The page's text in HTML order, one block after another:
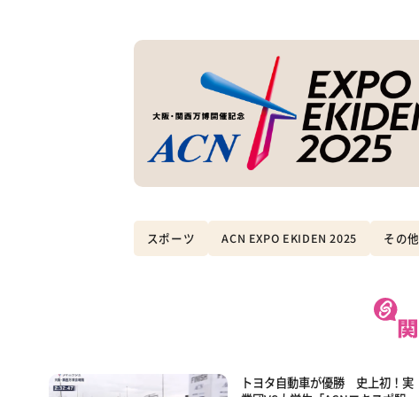
スポーツ ACN EXPO EKIDEN 2025 その他
トヨタ自動車が優勝 史上初！実